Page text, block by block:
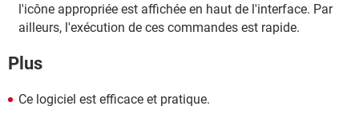
l'icône appropriée est affichée en haut de l'interface. Par
ailleurs, l'exécution de ces commandes est rapide.
Plus
Ce logiciel est efficace et pratique.